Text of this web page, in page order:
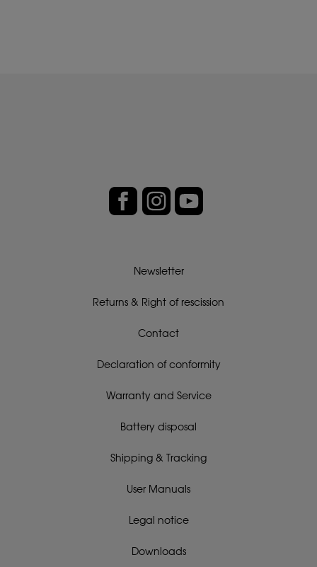
Newsletter
Returns & Right of rescission
Contact
Declaration of conformity
Warranty and Service
Battery disposal
Shipping & Tracking
User Manuals
Legal notice
Downloads